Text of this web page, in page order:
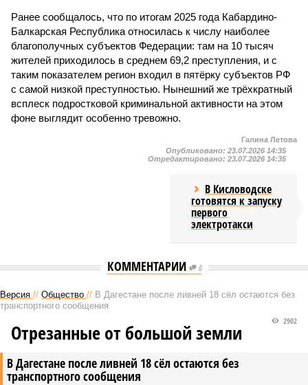
Ранее сообщалось, что по итогам 2025 года Кабардино-
Балкарская Республика относилась к числу наиболее
благополучных субъектов Федерации: там на 10 тысяч
жителей приходилось в среднем 69,2 преступления, и с
таким показателем регион входил в пятёрку субъектов РФ
с самой низкой преступностью. Нынешний же трёхкратный
всплеск подростковой криминальной активности на этом
фоне выглядит особенно тревожно.
Галина Летова
Опубликовано: 23.07.2026 14:35
Отредактировано: 23.07.2026 14:35
В Кисловодске
готовятся к запуску
первого
электротакси
КОММЕНТАРИИ 0
Версия // Общество // В Дагестане после ливней 18 сёл остаются без
транспортного сообщения
В Дагестане после ливней 18 сёл остаются без
транспортного сообщения
2902
Отрезанные от большой земли